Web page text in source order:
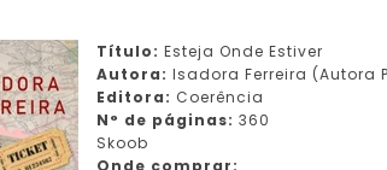
Título: Esteja Onde Estiver
Autora: Isadora Ferreira (Autora
Editora: Coerência
N° de páginas: 360
Skoob
Onde comprar: